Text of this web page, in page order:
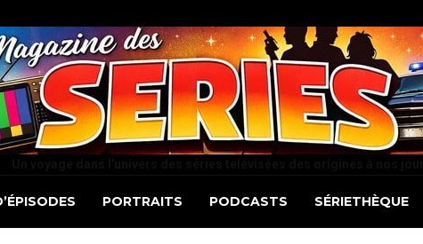
PORTRAITS PODCASTS SÉRIETHÈQUE